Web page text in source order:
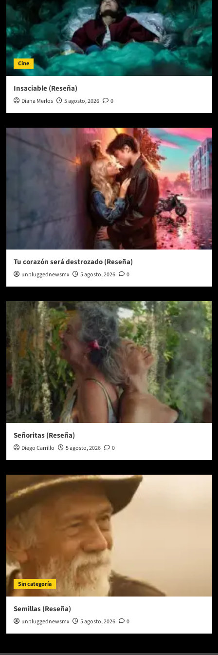
Cine
Insaciable (Reseña)
Diana Merlos 5 agosto, 2026 0
Tu corazón será destrozado (Reseña)
unpluggednewsmx 5 agosto, 2026 0
Señoritas (Reseña)
Diego Carrillo 5 agosto, 2026 0
Sin categoría
Semillas (Reseña)
unpluggednewsmx 5 agosto, 2026 0